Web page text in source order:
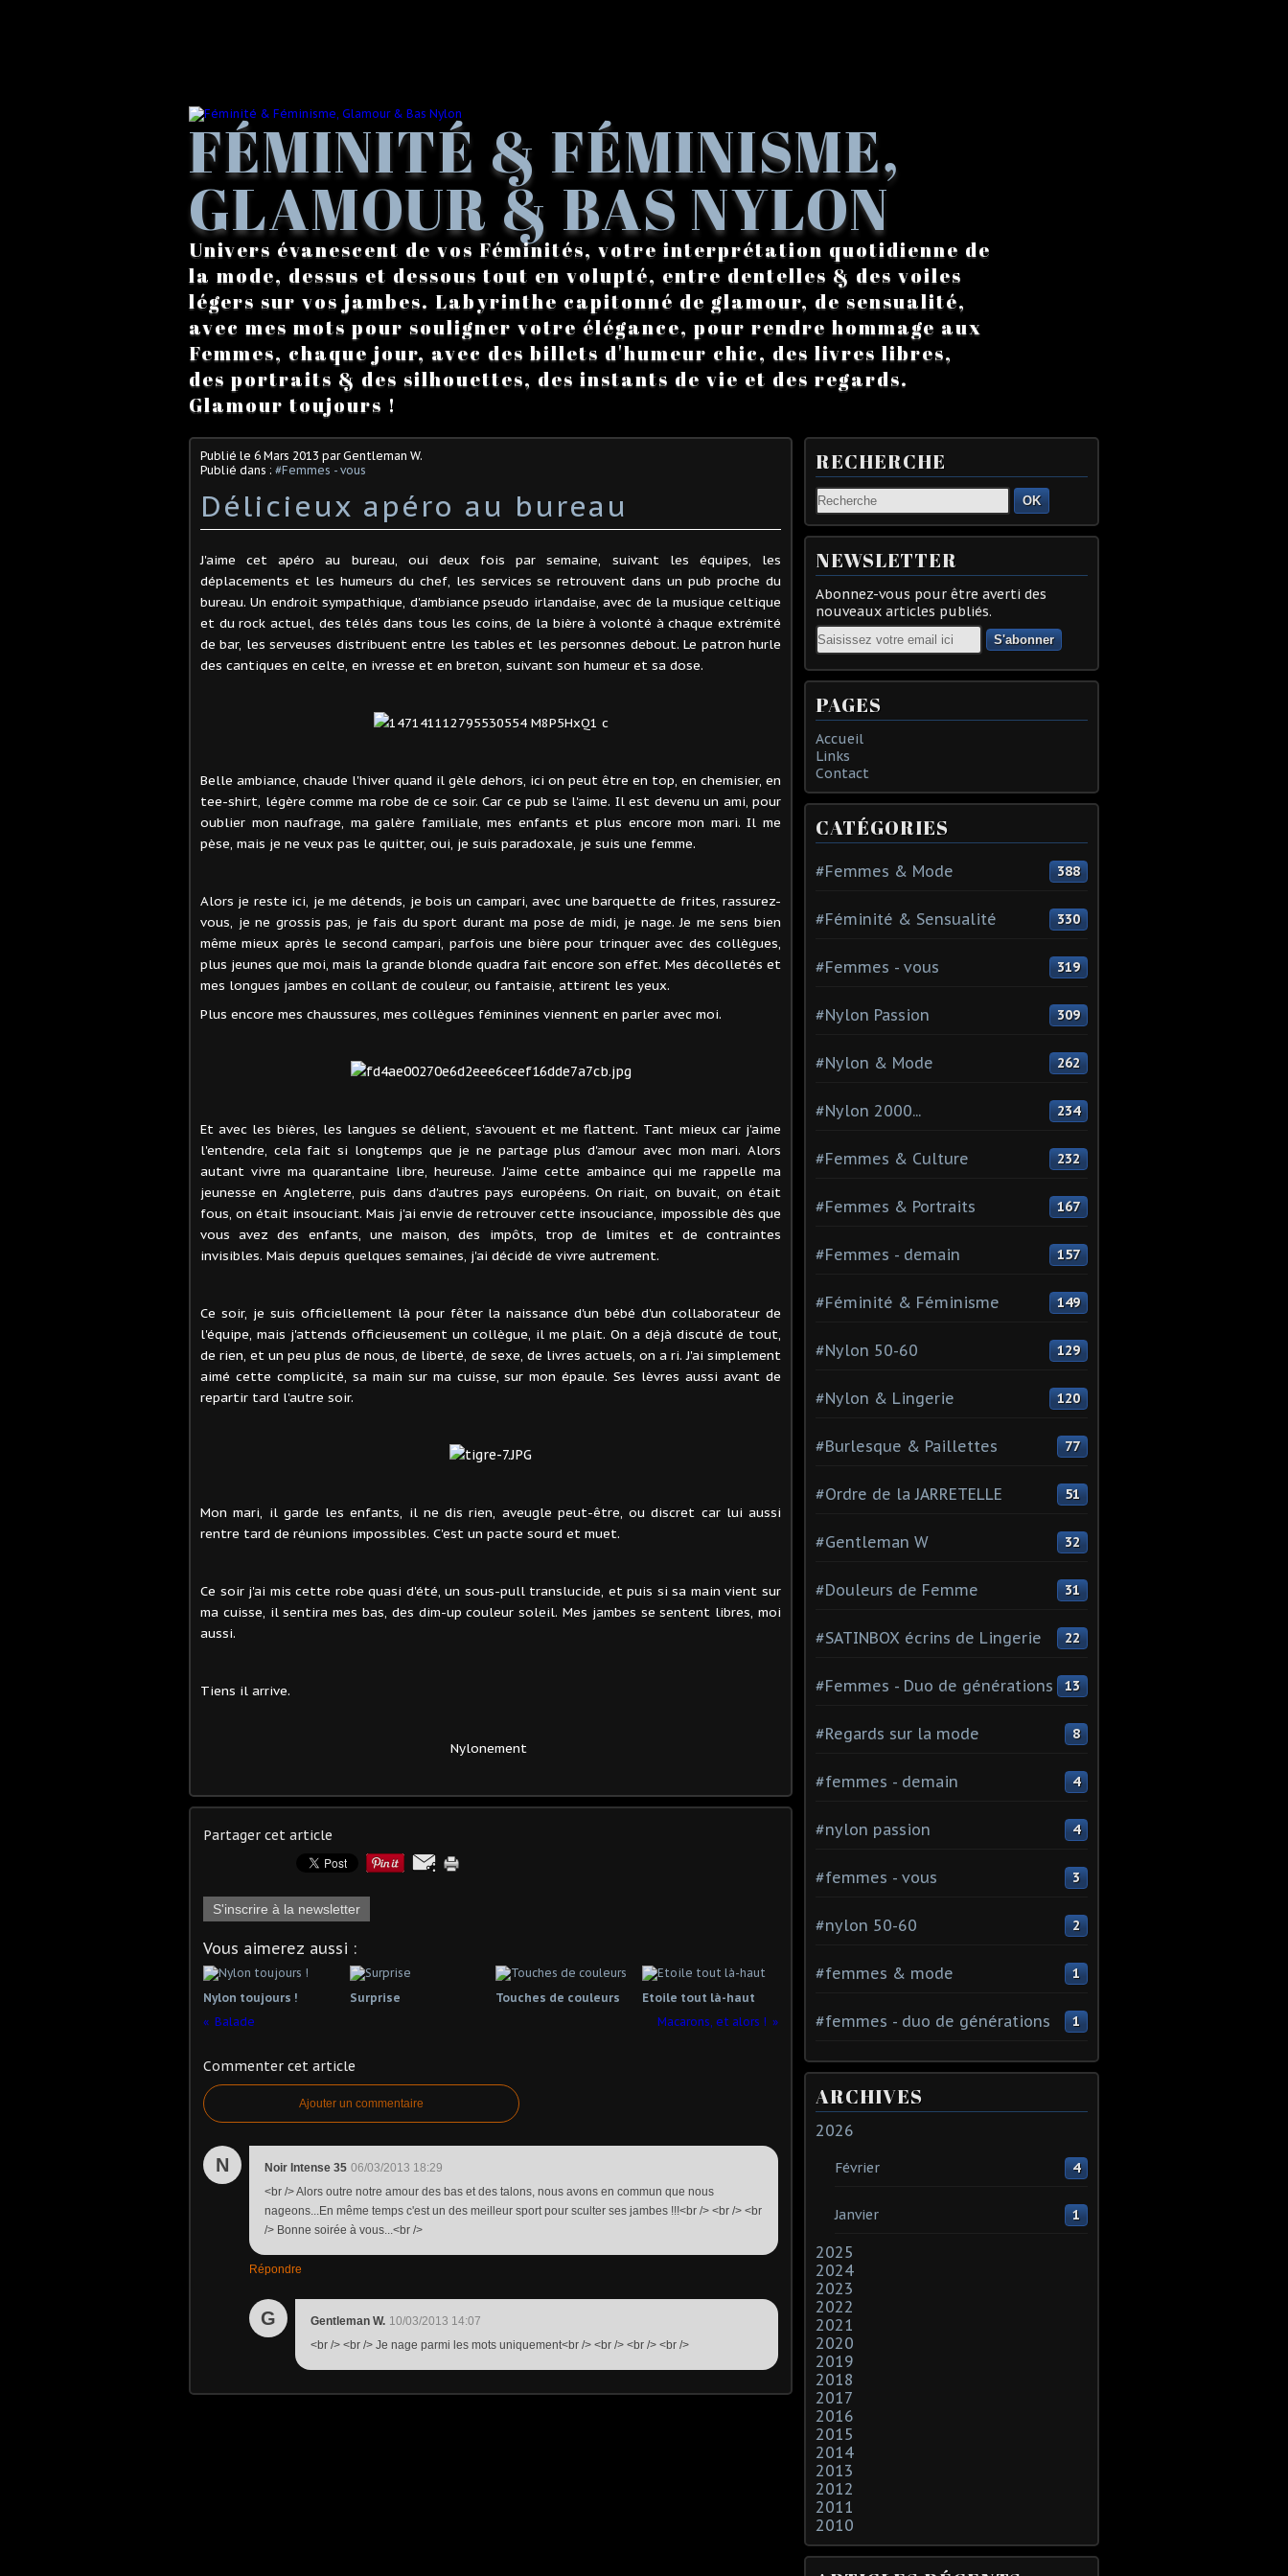
FÉMINITÉ & FÉMINISME,
GLAMOUR & BAS NYLON
Univers évanescent de vos Féminités, votre interprétation quotidienne de
la mode, dessus et dessous tout en volupté, entre dentelles & des voiles
légers sur vos jambes. Labyrinthe capitonné de glamour, de sensualité,
avec mes mots pour souligner votre élégance, pour rendre hommage aux
Femmes, chaque jour, avec des billets d'humeur chic, des livres libres,
des portraits & des silhouettes, des instants de vie et des regards.
Glamour toujours !
Publié le 6 Mars 2013 par Gentleman W.
Publié dans : #Femmes - vous
Délicieux apéro au bureau
J'aime cet apéro au bureau, oui deux fois par semaine, suivant les équipes, les
déplacements et les humeurs du chef, les services se retrouvent dans un pub proche du
bureau. Un endroit sympathique, d'ambiance pseudo irlandaise, avec de la musique celtique
et du rock actuel, des télés dans tous les coins, de la bière à volonté à chaque extrémité
de bar, les serveuses distribuent entre les tables et les personnes debout. Le patron hurle
des cantiques en celte, en ivresse et en breton, suivant son humeur et sa dose.
Belle ambiance, chaude l'hiver quand il gèle dehors, ici on peut être en top, en chemisier, en
tee-shirt, légère comme ma robe de ce soir. Car ce pub se l'aime. Il est devenu un ami, pour
oublier mon naufrage, ma galère familiale, mes enfants et plus encore mon mari. Il me
pèse, mais je ne veux pas le quitter, oui, je suis paradoxale, je suis une femme.
Alors je reste ici, je me détends, je bois un campari, avec une barquette de frites, rassurez-
vous, je ne grossis pas, je fais du sport durant ma pose de midi, je nage. Je me sens bien
même mieux après le second campari, parfois une bière pour trinquer avec des collègues,
plus jeunes que moi, mais la grande blonde quadra fait encore son effet. Mes décolletés et
mes longues jambes en collant de couleur, ou fantaisie, attirent les yeux.
Plus encore mes chaussures, mes collègues féminines viennent en parler avec moi.
Et avec les bières, les langues se délient, s'avouent et me flattent. Tant mieux car j'aime
l'entendre, cela fait si longtemps que je ne partage plus d'amour avec mon mari. Alors
autant vivre ma quarantaine libre, heureuse. J'aime cette ambaince qui me rappelle ma
jeunesse en Angleterre, puis dans d'autres pays européens. On riait, on buvait, on était
fous, on était insouciant. Mais j'ai envie de retrouver cette insouciance, impossible dès que
vous avez des enfants, une maison, des impôts, trop de limites et de contraintes
invisibles. Mais depuis quelques semaines, j'ai décidé de vivre autrement.
Ce soir, je suis officiellement là pour fêter la naissance d'un bébé d'un collaborateur de
l'équipe, mais j'attends officieusement un collègue, il me plait. On a déjà discuté de tout,
de rien, et un peu plus de nous, de liberté, de sexe, de livres actuels, on a ri. J'ai simplement
aimé cette complicité, sa main sur ma cuisse, sur mon épaule. Ses lèvres aussi avant de
repartir tard l'autre soir.
Mon mari, il garde les enfants, il ne dis rien, aveugle peut-être, ou discret car lui aussi
rentre tard de réunions impossibles. C'est un pacte sourd et muet.
Ce soir j'ai mis cette robe quasi d'été, un sous-pull translucide, et puis si sa main vient sur
ma cuisse, il sentira mes bas, des dim-up couleur soleil. Mes jambes se sentent libres, moi
aussi.
Tiens il arrive.
Nylonement
Partager cet article
S'inscrire à la newsletter
Vous aimerez aussi :
Nylon toujours ! Surprise Touches de couleurs
Etoile tout là-haut
Balade
Macarons, et alors !
Commenter cet article
Ajouter un commentaire
N Noir Intense 35 06/03/2013 18:29
<br /> Alors outre notre amour des bas et des talons, nous avons en commun que nous
nageons...En même temps c'est un des meilleur sport pour sculter ses jambes !!!<br /> <br /> <br
/> Bonne soirée à vous...<br />
Répondre
G Gentleman W. 10/03/2013 14:07
<br /> <br /> Je nage parmi les mots uniquement<br /> <br /> <br /> <br />
RECHERCHE
OK
NEWSLETTER
Abonnez-vous pour être averti des
nouveaux articles publiés.
Email
PAGES
Accueil
Links
Contact
CATÉGORIES
#Femmes & Mode 388
#Féminité & Sensualité 330
#Femmes - vous 319
#Nylon Passion 309
#Nylon & Mode 262
#Nylon 2000... 234
#Femmes & Culture 232
#Femmes & Portraits 167
#Femmes - demain 157
#Féminité & Féminisme 149
#Nylon 50-60 129
#Nylon & Lingerie 120
#Burlesque & Paillettes 77
#Ordre de la JARRETELLE 51
#Gentleman W 32
#Douleurs de Femme 31
#SATINBOX écrins de Lingerie 22
#Femmes - Duo de générations 13
#Regards sur la mode 8
#femmes - demain 4
#nylon passion 4
#femmes - vous 3
#nylon 50-60 2
#femmes & mode 1
#femmes - duo de générations 1
ARCHIVES
2026
Février 4
Janvier 1
2025
2024
2023
2022
2021
2020
2019
2018
2017
2016
2015
2014
2013
2012
2011
2010